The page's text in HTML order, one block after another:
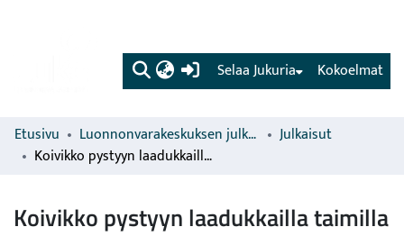
(current) Kokoelmat
Selaa Jukuria
Etusivu Luonnonvarakeskuksen julkaisut
Julkaisut
Koivikko pystyyn laadukkailla taimilla
Koivikko pystyyn laadukkailla taimilla